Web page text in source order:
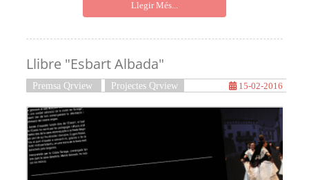
Llegir Més...
Llibre "Esbart Albada"
Premsa Qrview Projectes Qrview 15-02-2016